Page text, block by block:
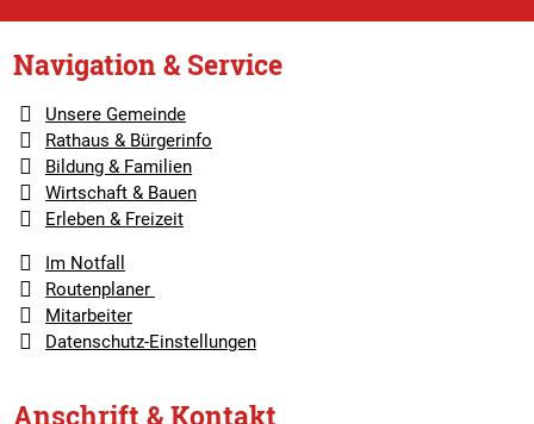
Navigation & Service
Unsere Gemeinde
Rathaus & Bürgerinfo
Bildung & Familien
Wirtschaft & Bauen
Erleben & Freizeit
Im Notfall
Routenplaner
Mitarbeiter
Datenschutz-Einstellungen
Anschrift & Kontakt